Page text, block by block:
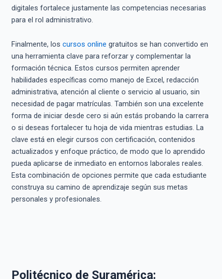
digitales fortalece justamente las competencias necesarias
para el rol administrativo.
Finalmente, los cursos online gratuitos se han convertido en
una herramienta clave para reforzar y complementar la
formación técnica. Estos cursos permiten aprender
habilidades específicas como manejo de Excel, redacción
administrativa, atención al cliente o servicio al usuario, sin
necesidad de pagar matrículas. También son una excelente
forma de iniciar desde cero si aún estás probando la carrera
o si deseas fortalecer tu hoja de vida mientras estudias. La
clave está en elegir cursos con certificación, contenidos
actualizados y enfoque práctico, de modo que lo aprendido
pueda aplicarse de inmediato en entornos laborales reales.
Esta combinación de opciones permite que cada estudiante
construya su camino de aprendizaje según sus metas
personales y profesionales.
Politécnico de Suramérica: